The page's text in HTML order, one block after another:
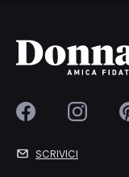
SCRIVICI